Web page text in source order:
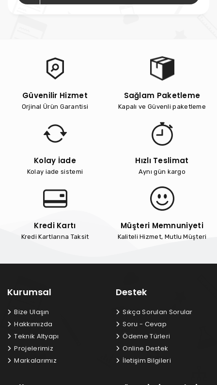
Güvenilir Hizmet
Orjinal Ürün Garantisi
Sağlam Paketleme
Kapalı ve Güvenli paketleme
Kolay İade
Kolay iade sistemi
Hızlı Teslimat
Aynı gün kargo
Kredi Kartı
Kredi Kartlarına Taksit
Müşteri Memnuniyeti
Kaliteli Hizmet, Mutlu Müşteri
Kurumsal
Bize Ulaşın
Hakkımızda
Teknik Altyapı
Projelerimiz
Markalarımız
Destek
Sıkça Sorulan Sorular
Soru - Cevap
Ödeme Türleri
Online Destek
İletişim Bilgileri